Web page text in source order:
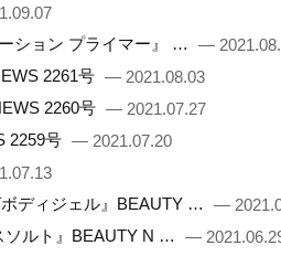
ション プライマー』 …
—
2261号 — 2021.08.03
2260号 — 2021.07.27
2259号 — 2021.07.20
ディジェル』BEAUTY …
—
ソルト』BEAUTY N …
—